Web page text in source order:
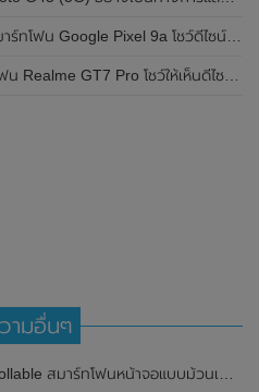
โชว์ดีไซน์ใหม่ กล้องหลังแบนราบ ไม่มีกรอบของกล้องแล้ว
ว์ให้เห็นดีไซน์ใหม่ พร้อมเผยรายละเอียดสเปกที่สำคัญบางส่วน
ามอื่นๆ
นเก็บได้ ขนาด 6.8 – 7.4 นิ้ว คาดเปิดตัวช่วงครึ่งแรกของปี 2021